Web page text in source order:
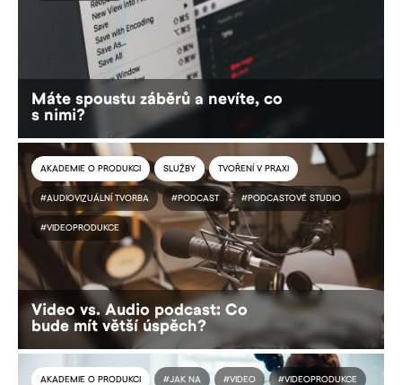
Máte spoustu záběrů a nevíte, co
s nimi?
AKADEMIE O PRODUKCI SLUŽBY TVOŘENÍ V PRAXI
#AUDIOVIZUÁLNÍ TVORBA #PODCAST #PODCASTOVÉ STUDIO
#VIDEOPRODUKCE
Video vs. Audio podcast: Co
bude mít větší úspěch?
AKADEMIE O PRODUKCI #JAK NA #VIDEO #VIDEOPRODUKCE